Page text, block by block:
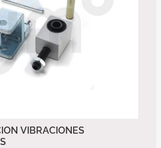
VIBRACIONES